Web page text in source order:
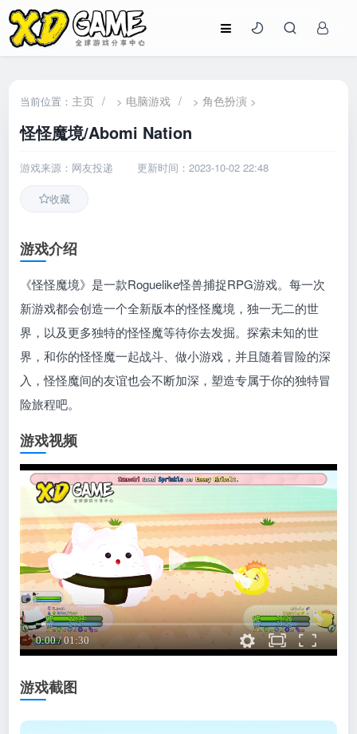
当前位置： 主页 / > 电脑游戏 / >角色扮演 >
怪怪魔境/Abomi Nation
游戏来源：网友投递 更新时间：2023-10-02 22:48
收藏
游戏介绍
《怪怪魔境》是一款Roguelike怪兽捕捉RPG游戏。每一次
新游戏都会创造一个全新版本的怪怪魔境，独一无二的世
界，以及更多独特的怪怪魔等待你去发掘。探索未知的世
界，和你的怪怪魔一起战斗、做小游戏，并且随着冒险的深
入，怪怪魔间的友谊也会不断加深，塑造专属于你的独特冒
险旅程吧。
游戏视频
游戏截图